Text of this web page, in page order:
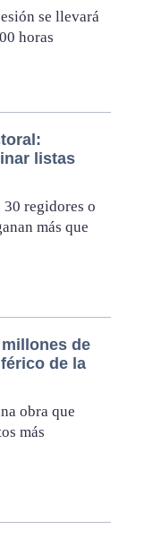
se llevará
horas
listas
regidores o
más que
de
de la
obra que
más